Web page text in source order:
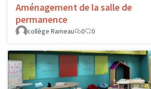
Aménagement de la salle de
permanence
collège Rameau
0 0